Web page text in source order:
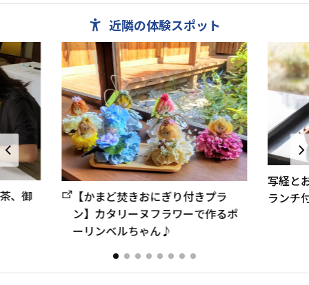
近隣の体験スポット
、御
【かまど焚きおにぎり付きプラ
ン】カタリーヌフラワーで作るポ
ーリンベルちゃん♪
写経と
ランチ